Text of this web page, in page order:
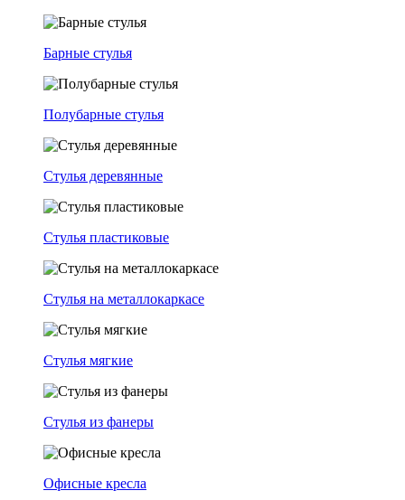
Барные стулья
Полубарные стулья
Стулья деревянные
Стулья пластиковые
Стулья на металлокаркасе
Стулья мягкие
Стулья из фанеры
Офисные кресла